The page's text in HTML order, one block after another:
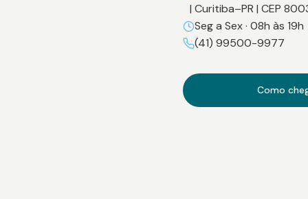
| Curitiba–PR | CEP
Seg a Sex · 08h às 19h
(41) 99500-9977
Como